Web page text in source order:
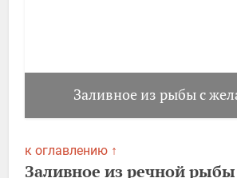
Заливное из рыбы с
к оглавлению ↑
Заливное из речной